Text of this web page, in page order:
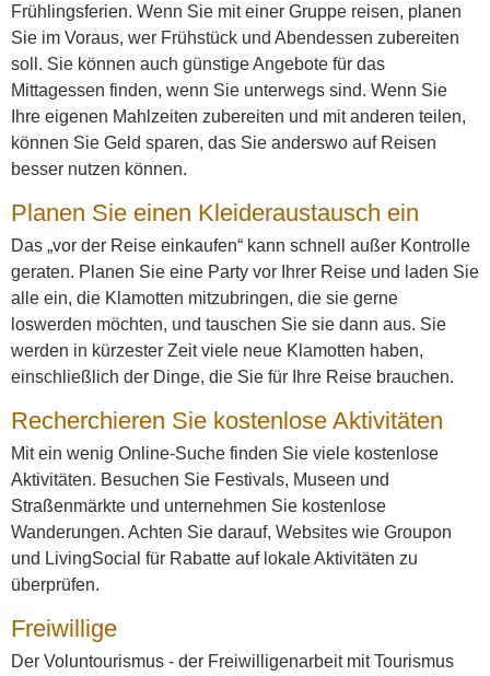
Frühlingsferien. Wenn Sie mit einer Gruppe reisen, planen
Sie im Voraus, wer Frühstück und Abendessen zubereiten
soll. Sie können auch günstige Angebote für das
Mittagessen finden, wenn Sie unterwegs sind. Wenn Sie
Ihre eigenen Mahlzeiten zubereiten und mit anderen teilen,
können Sie Geld sparen, das Sie anderswo auf Reisen
besser nutzen können.
Planen Sie einen Kleideraustausch ein
Das „vor der Reise einkaufen“ kann schnell außer Kontrolle
geraten. Planen Sie eine Party vor Ihrer Reise und laden Sie
alle ein, die Klamotten mitzubringen, die sie gerne
loswerden möchten, und tauschen Sie sie dann aus. Sie
werden in kürzester Zeit viele neue Klamotten haben,
einschließlich der Dinge, die Sie für Ihre Reise brauchen.
Recherchieren Sie kostenlose Aktivitäten
Mit ein wenig Online-Suche finden Sie viele kostenlose
Aktivitäten. Besuchen Sie Festivals, Museen und
Straßenmärkte und unternehmen Sie kostenlose
Wanderungen. Achten Sie darauf, Websites wie Groupon
und LivingSocial für Rabatte auf lokale Aktivitäten zu
überprüfen.
Freiwillige
Der Voluntourismus - der Freiwilligenarbeit mit Tourismus